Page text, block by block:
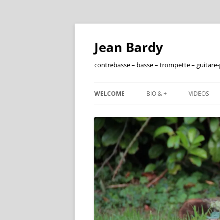
Jean Bardy
contrebasse – basse – trompette –
WELCOME BIO & +
ENGLISH
DISCOGRAPHIE
FILMOGRAPHIE
VIDEOS